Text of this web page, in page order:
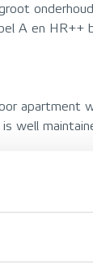
A en HR++
apartment
well
with